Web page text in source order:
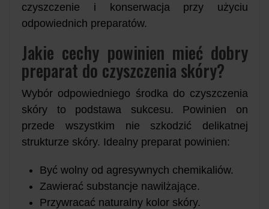
czyszczenie i konserwacja przy użyciu
odpowiednich preparatów.
Jakie cechy powinien mieć dobry
preparat do czyszczenia skóry?
Wybór odpowiedniego środka do czyszczenia
skóry to podstawa sukcesu. Powinien on
przede wszystkim nie szkodzić delikatnej
strukturze skóry. Idealny preparat powinien:
Być wolny od agresywnych chemikaliów.
Zawierać substancje nawilżające.
Przywracać naturalny kolor skóry.